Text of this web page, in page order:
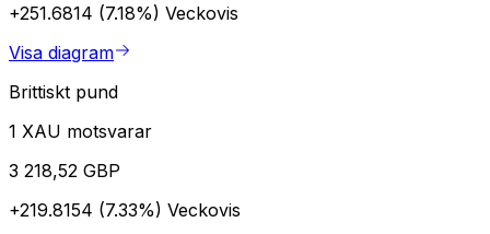
+251.6814 (7.18%) Veckovis
Visa diagram
Brittiskt pund
1 XAU motsvarar
3 218,52 GBP
+219.8154 (7.33%) Veckovis